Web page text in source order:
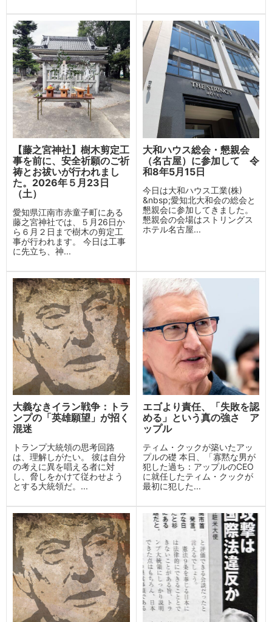
【藤之宮神社】樹木剪定工
事を前に、安全祈願のご祈
祷とお祓いが行われまし
た。2026年５月23日
（土）
愛知県江南市赤童子町にある
藤之宮神社では、５月26日か
ら６月２日まで樹木の剪定工
事が行われます。 今日は工事
に先立ち、神...
大和ハウス総会・懇親会
（名古屋）に参加して 令
和8年5月15日
今日は大和ハウス工業(株)
&nbsp;愛知北大和会の総会と
懇親会に参加してきました。
懇親会の会場はストリングス
ホテル名古屋...
大義なきイラン戦争：トラ
ンプの「英雄願望」が招く
混迷
トランプ大統領の思考回路
は、理解しがたい。 彼は自分
の考えに異を唱える者に対
し、脅しをかけて従わせよう
とする大統領だ。...
エゴより責任、「失敗を認
める」という真の強さ ア
ップル
ティム・クックが築いたアッ
プルの礎 本日、「寡黙な男が
犯した過ち：アップルのCEO
に就任したティム・クックが
最初に犯した...